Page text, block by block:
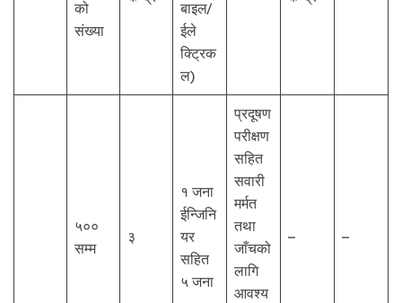
को
संख्या
बाइल/
ईले
क्ट्रिक
ल)
५००
सम्म
३
१ जना
ईन्जिनि
यर
सहित
५ जना
प्रदूषण
परीक्षण
सहित
सवारी
मर्मत
तथा
जाँचको
लागि
आवश्य
– –